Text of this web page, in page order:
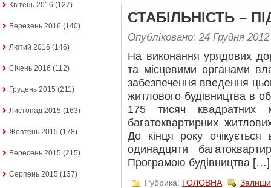
Квітень 2016 (127)
Березень 2016 (140)
Лютий 2016 (146)
Січень 2016 (112)
Грудень 2015 (211)
Листопад 2015 (163)
Жовтень 2015 (178)
Вересень 2015 (215)
Серпень 2015 (137)
СТАБІЛЬНІСТЬ –
Опубліковано: 24 Грудня 2012
На виконання урядових
та місцевими органами
забезпечення введення
житлового будівництва в
175 тисяч квадратних
багатоквартирних
До кінця року
одинадцяти
Програмою будівництва […]
Рубрика: ГОЛОВНА